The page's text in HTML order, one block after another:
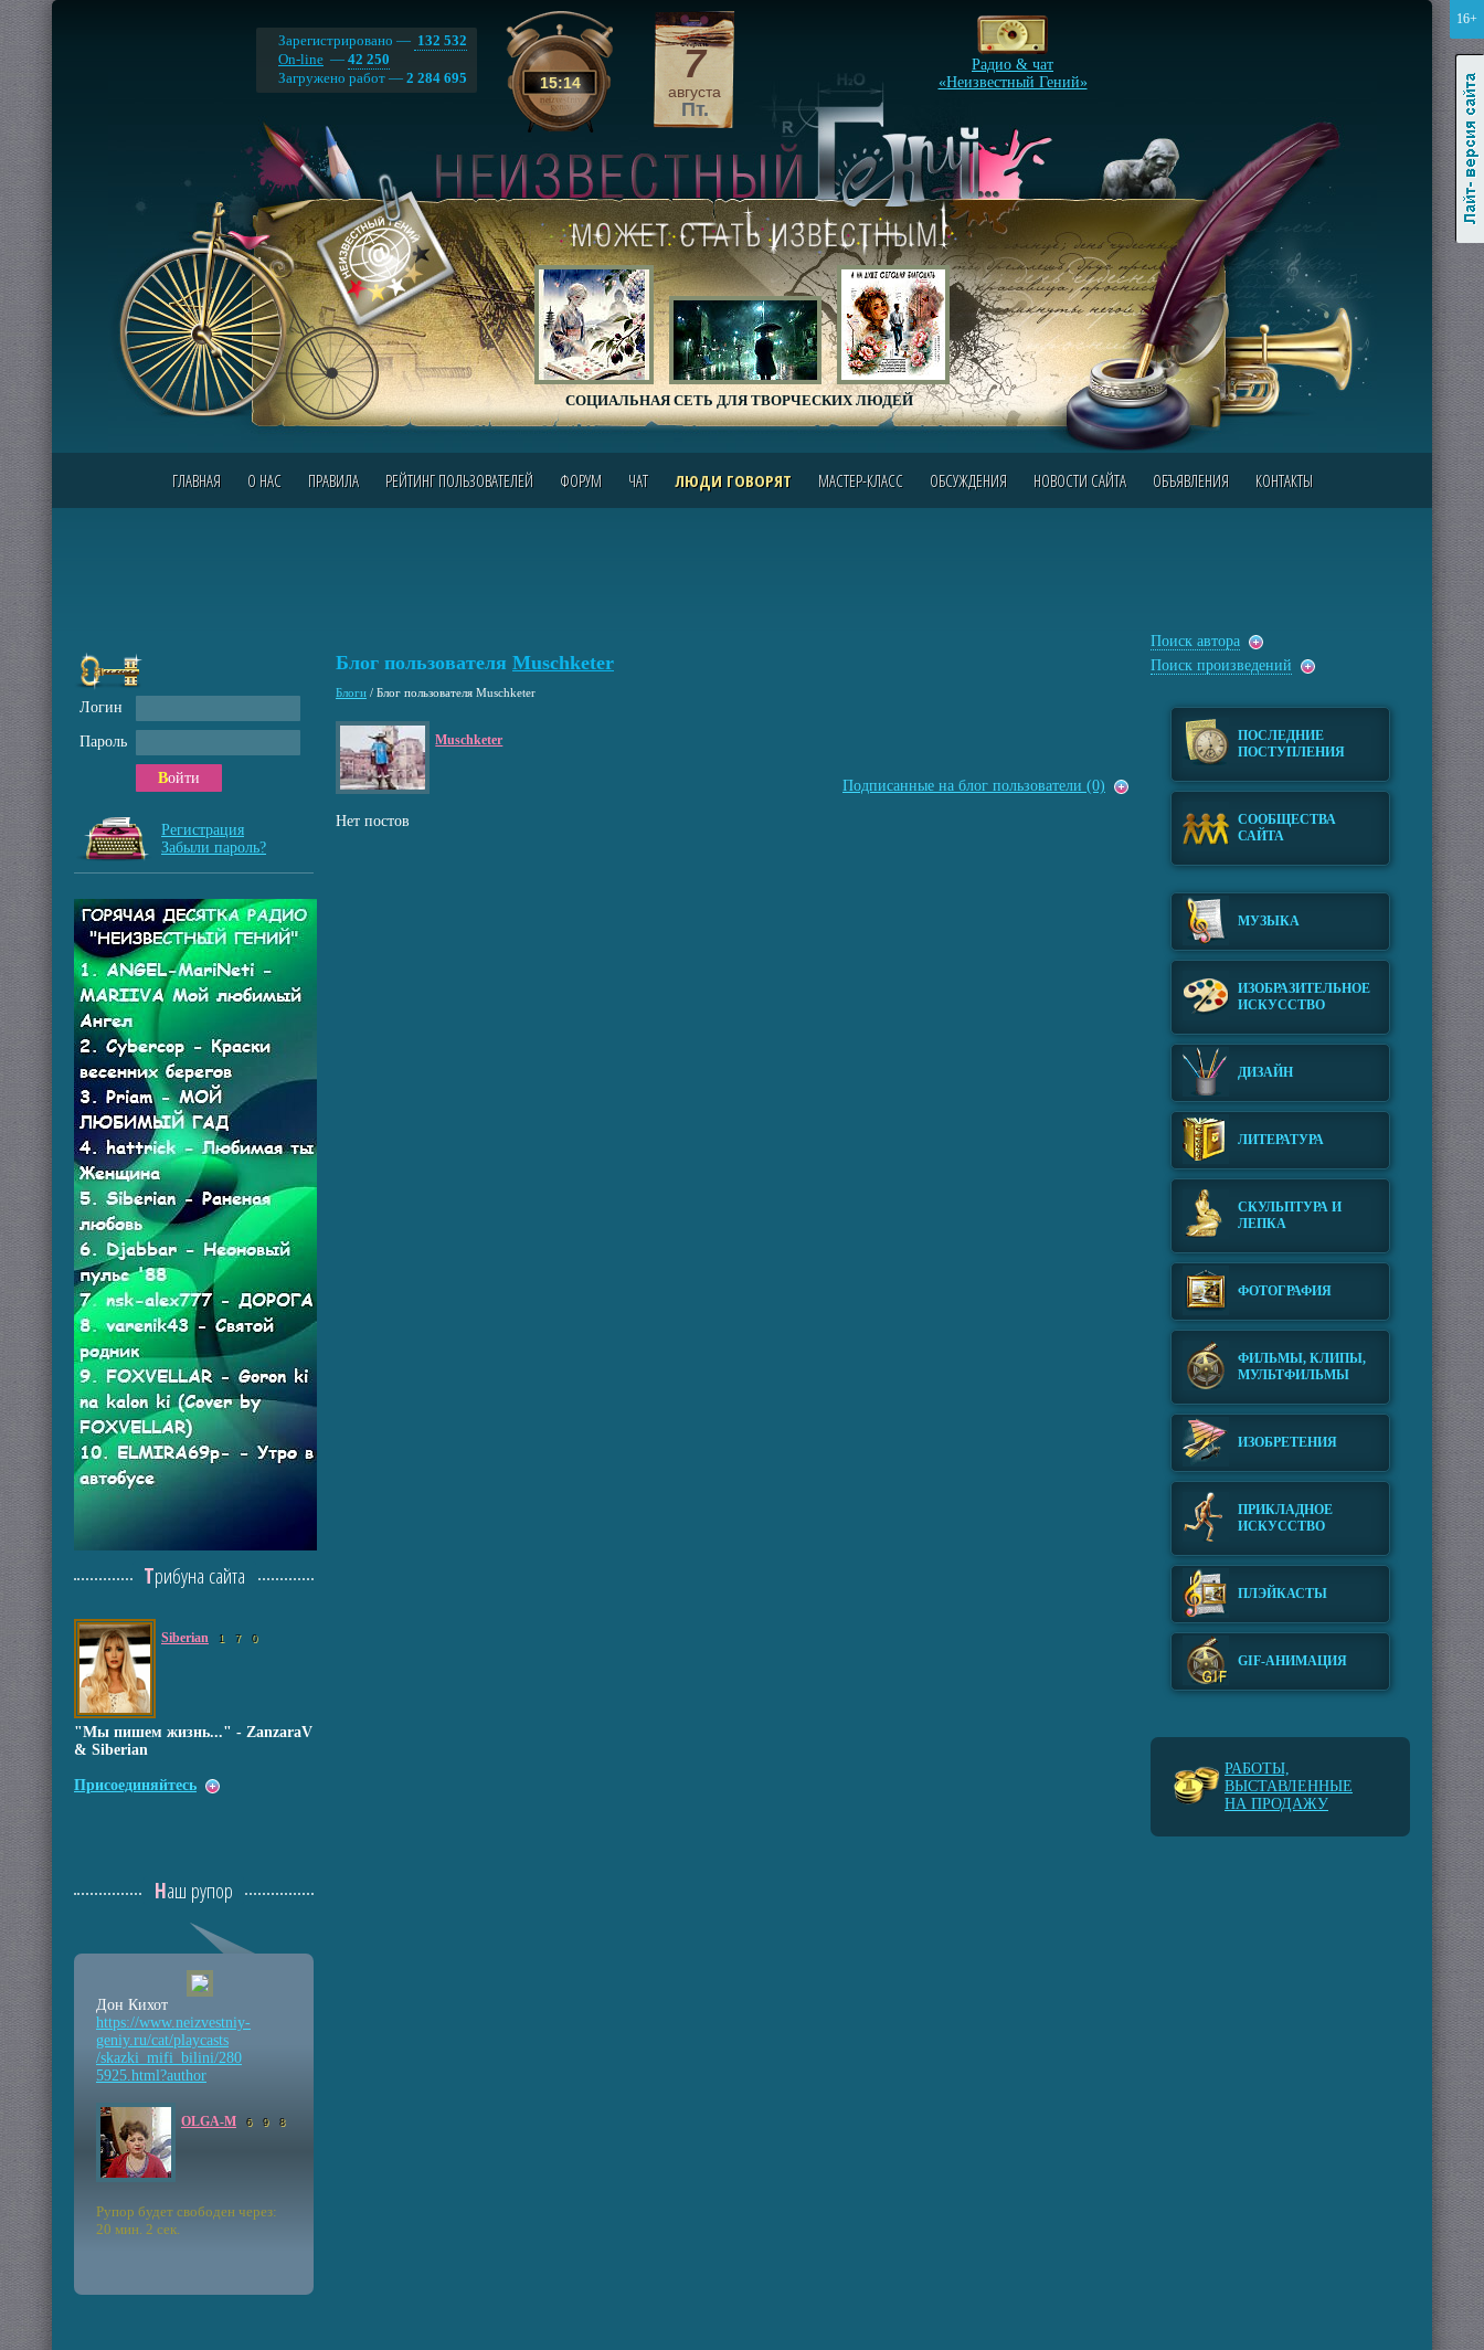
16+
15:14
Зарегистрировано — 132 532
On-line — 42 250
Загружено работ — 2 284 695 7
августа
Пт.
СОЦИАЛЬНАЯ СЕТЬ ДЛЯ ТВОРЧЕСКИХ ЛЮДЕЙ
Радио & чат
«Неизвестный Гений»
ГЛАВНАЯ О НАС ПРАВИЛА РЕЙТИНГ ПОЛЬЗОВАТЕЛЕЙ ФОРУМ ЧАТ ЛЮДИ ГОВОРЯТ МАСТЕР-КЛАСС ОБСУЖДЕНИЯ НОВОСТИ САЙТА ОБЪЯВЛЕНИЯ КОНТАКТЫ
Блог пользователя Muschketer
Блоги / Блог пользователя Muschketer
Muschketer
Подписанные на блог пользователи (0)
Нет постов
Логин
Пароль
Войти
Регистрация
Забыли пароль?
Трибуна сайта
Siberian 1 7 0
"Мы пишем жизнь..." - ZanzaraV
& Siberian
Присоединяйтесь
Наш рупор
Дон Кихот
https://www.neizvestniy-
geniy.ru/cat/playcasts
/skazki_mifi_bilini/280
5925.html?author
OLGA-M 6 9 8
Рупор будет свободен через:
20 мин. 2 сек.
Поиск автора
Поиск произведений
ПОСЛЕДНИЕ
ПОСТУПЛЕНИЯ
СООБЩЕСТВА
САЙТА
МУЗЫКА
ИЗОБРАЗИТЕЛЬНОЕ
ИСКУССТВО
ДИЗАЙН
ЛИТЕРАТУРА
СКУЛЬПТУРА И
ЛЕПКА
ФОТОГРАФИЯ
ФИЛЬМЫ, КЛИПЫ,
МУЛЬТФИЛЬМЫ
ИЗОБРЕТЕНИЯ
ПРИКЛАДНОЕ
ИСКУССТВО
ПЛЭЙКАСТЫ
GIF-АНИМАЦИЯ
РАБОТЫ,
ВЫСТАВЛЕННЫЕ
НА ПРОДАЖУ